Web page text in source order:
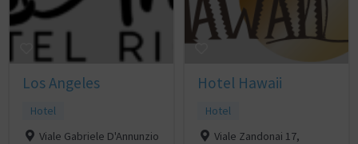
Los Angeles
Hotel
Viale Gabriele D'Annunzio
Hotel Hawaii
Hotel
Viale Zandonai 17,